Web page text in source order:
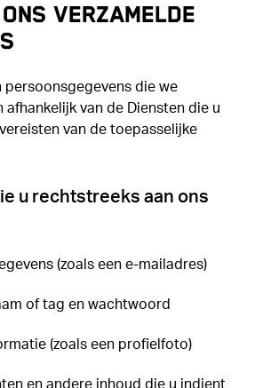
VERZAMELDE
persoonsgegevens die we
afhankelijk van de Diensten die u
van de toepasselijke
u rechtstreeks aan ons
(zoals een e-mailadres)
of tag en wachtwoord
(zoals een profielfoto)
en andere inhoud die u indient